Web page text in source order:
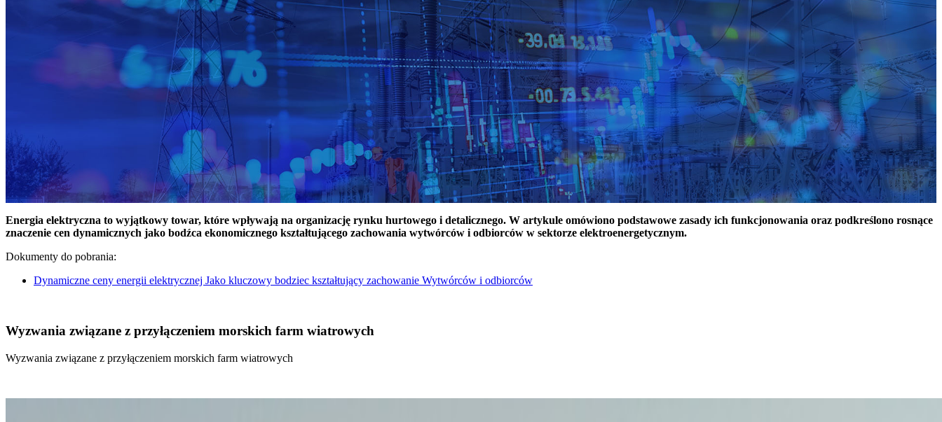
Energia elektryczna to wyjątkowy towar, które wpływają na organizację rynku hurtowego i detalicznego. W artykule omówiono podstawowe zasady ich funkcjonowania oraz podkreślono rosnące
znaczenie cen dynamicznych jako bodźca ekonomicznego kształtującego zachowania wytwórców i odbiorców w sektorze elektroenergetycznym.
Dokumenty do pobrania:
Dynamiczne ceny energii elektrycznej Jako kluczowy bodziec kształtujący zachowanie Wytwórców i odbiorców
Wyzwania związane z przyłączeniem morskich farm wiatrowych
Wyzwania związane z przyłączeniem morskich farm wiatrowych